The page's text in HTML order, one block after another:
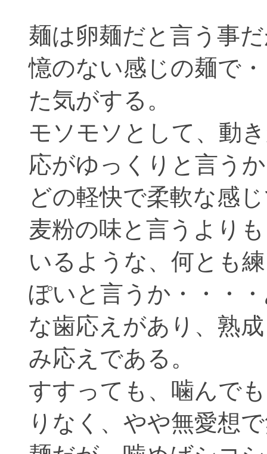
麺は卵麺だと言う事
憶のない感じの麺で
た気がする。
モソモソとして、動
応がゆっくりと言う
どの軽快で柔軟な感
麦粉の味と言うより
いるような、何とも
ぽいと言うか・・・
な歯応えがあり、熟
み応えである。
すすっても、噛んで
りなく、やや無愛想